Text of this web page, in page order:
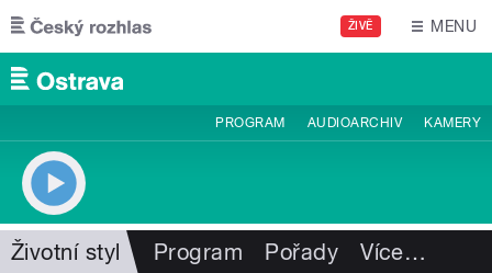
Přejít k hlavnímu obsahu
ŽIVĚ MENU
PROGRAM AUDIOARCHIV KAMERY
Životní styl Program Pořady Více…